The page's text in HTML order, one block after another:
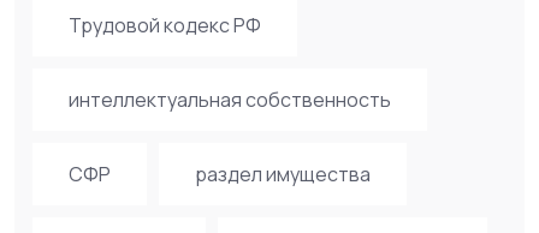
Трудовой кодекс РФ
интеллектуальная собственность
СФР раздел имущества